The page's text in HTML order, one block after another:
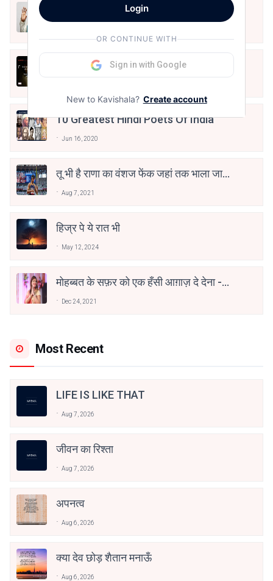
अंतिम ऊँचाई - कुँवर नारायण | Stay Home
Stay Safe | TVF's Aspirants
10 Greatest Hindi Poets Of India
Jun 16, 2020
तू भी है राणा का वंशज फेंक जहां तक भाला जाए:
Aug 7, 2021
हिज्र पे ये रात भी
May 12, 2024
मोहब्बत के सफ़र को एक हँसी आग़ाज़ दे देना -
Dec 24, 2021
Most Recent
LIFE IS LIKE THAT
Aug 7, 2026
जीवन का रिश्ता
Aug 7, 2026
अपनत्व
Aug 6, 2026
क्या देव छोड़ शैतान मनाऊँ
Aug 6, 2026
Login
OR CONTINUE WITH
Sign in with Google
New to Kavishala? Create account